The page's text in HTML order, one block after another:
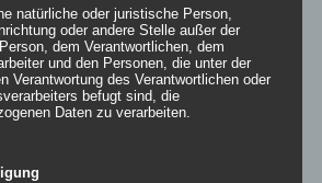
Details
natürliche oder juristische Person,
oder andere Stelle außer der
dem Verantwortlichen, dem
und den Personen, die unter der
Verantwortung des Verantwortlichen oder
befugt sind, die
Daten zu verarbeiten.